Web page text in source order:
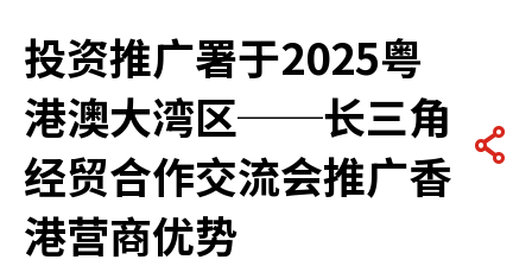
投资推广署于2025粤
港澳大湾区──长三角
经贸合作交流会推广香
港营商优势